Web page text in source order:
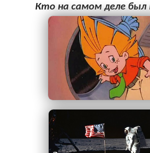
Кто на самом деле был